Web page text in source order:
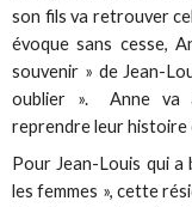
son fils va retrouver
évoque sans cesse,
souvenir » de Jean-
oublier ». Anne va
reprendre leur histoire
Pour Jean-Louis qui a
les femmes », cette